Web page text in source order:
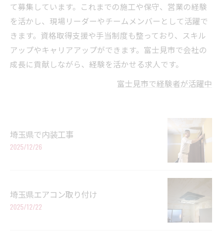
て募集しています。これまでの施工や保守、営業の経験
を活かし、現場リーダーやチームメンバーとして活躍で
きます。資格取得支援や手当制度も整っており、スキル
アップやキャリアアップができます。富士見市で会社の
成長に貢献しながら、経験を活かせる求人です。
富士見市で経験者が活躍中
埼玉県で内装工事
2025/12/26
埼玉県エアコン取り付け
2025/12/22